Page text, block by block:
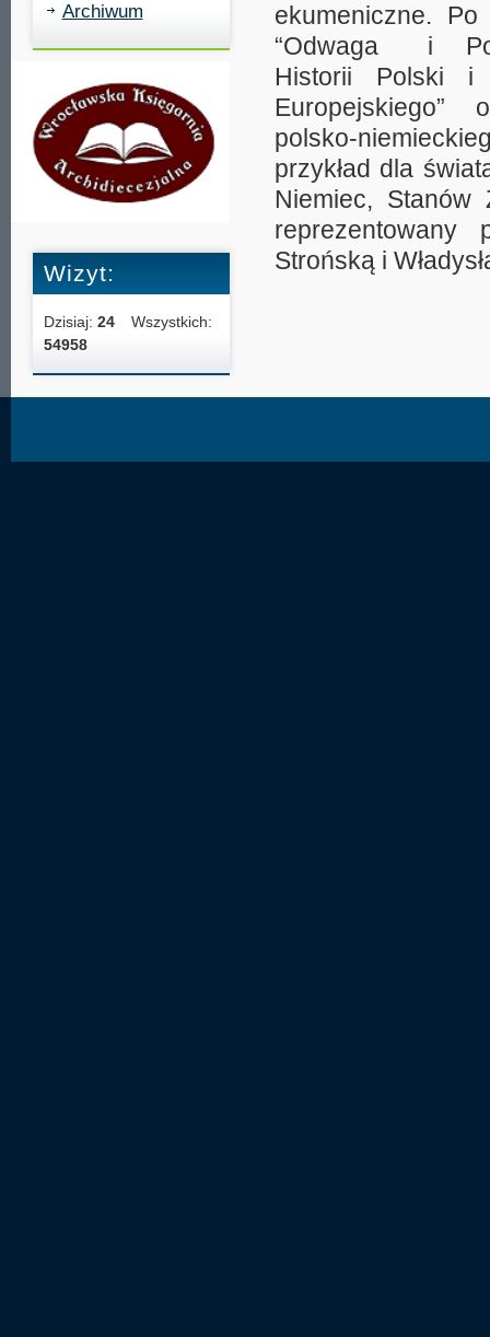
Archiwum
Wizyt:
Dzisiaj: 24
Wszystkich:
54958
ekumeniczne.
“Odwaga i
Historii Polski i
Europejskiego”
polsko-
przykład dla
Niemiec,
reprezentowany
Strońską i